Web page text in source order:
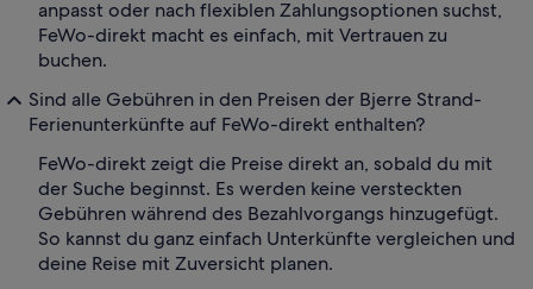
anpasst oder nach flexiblen Zahlungsoptionen suchst,
FeWo-direkt macht es einfach, mit Vertrauen zu
buchen.
Sind alle Gebühren in den Preisen der Bjerre Strand-
Ferienunterkünfte auf FeWo-direkt enthalten?
FeWo-direkt zeigt die Preise direkt an, sobald du mit
der Suche beginnst. Es werden keine versteckten
Gebühren während des Bezahlvorgangs hinzugefügt.
So kannst du ganz einfach Unterkünfte vergleichen und
deine Reise mit Zuversicht planen.